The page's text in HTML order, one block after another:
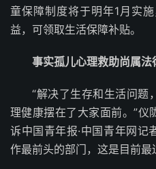
童保障制度将于明年1月实
益，可领取生活保障补贴。
事实孤儿心理救助尚属法
“解决了生存和生活问题
理健康摆在了大家面前。”仪
诉中国青年报·中国青年网记
作最前头的部门，这是目前最